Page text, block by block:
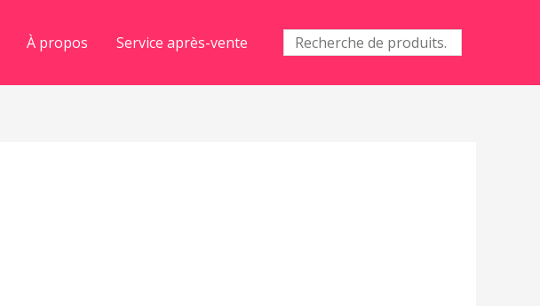
À propos Service après-vente
Recherche
pour :